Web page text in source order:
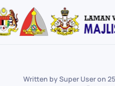
Skip
Written by Super User on